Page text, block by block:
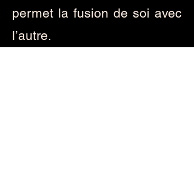
permet la fusion de soi avec
l’autre.